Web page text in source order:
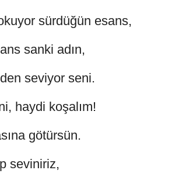
sürdüğün esans,
sanki adın,
seviyor seni.
haydi koşalım!
götürsün.
seviniriz,